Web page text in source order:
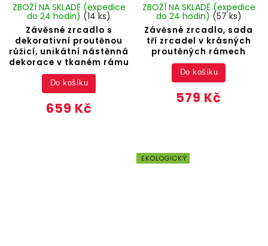
Závěsné zrcadlo s
dekorativní proutěnou
růžicí, unikátní nástěnná
dekorace v tkaném rámu
ZBOŽÍ NA SKLADĚ (expedice
do 24 hodin) (14 ks)
659 Kč
Do košíku
Závěsné zrcadlo, sada
tří zrcadel v krásných
proutěných rámech
ZBOŽÍ NA SKLADĚ (expedice
do 24 hodin) (57 ks)
579 Kč
Do košíku
EKOLOGICKÝ